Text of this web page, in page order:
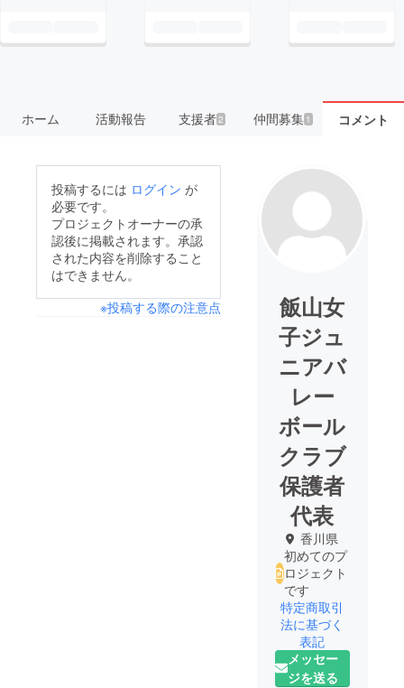
ホーム 活動報告 支援者2 仲間募集 1 コメント
投稿するには ログイン が
必要です。
プロジェクトオーナーの承
認後に掲載されます。承認
された内容を削除すること
はできません。
※投稿する際の注意点
飯山女
子ジュ
ニアバ
レー
ボール
クラブ
保護者
代表
香川県
初めてのプ
ロジェクト
です
特定商取引
法に基づく
表記
メッセー
ジを送る